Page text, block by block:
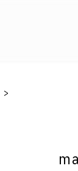
>